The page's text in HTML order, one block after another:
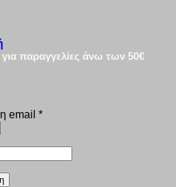
παραγγελίες άνω των 50€
email *Απαιτείται